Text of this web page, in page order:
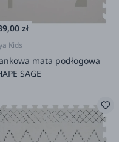
zł
Kids
mata podłogowa
SAGE